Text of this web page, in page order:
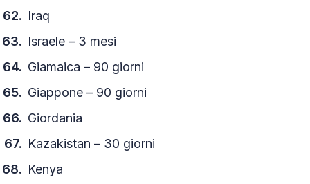
Iraq
Israele – 3 mesi
Giamaica – 90 giorni
Giappone – 90 giorni
Giordania
Kazakistan – 30 giorni
Kenya